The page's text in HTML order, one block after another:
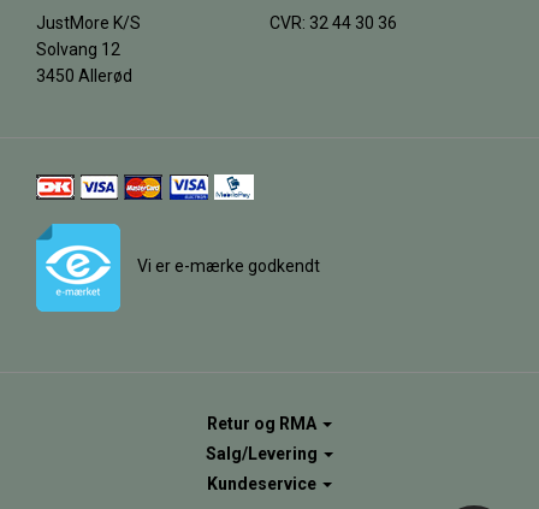
JustMore K/S
Solvang 12
3450 Allerød
CVR: 32 44 30 36
Vi er e-mærke godkendt
Retur og RMA
Salg/Levering
Kundeservice